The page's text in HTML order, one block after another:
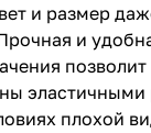
и размер
и
плохой